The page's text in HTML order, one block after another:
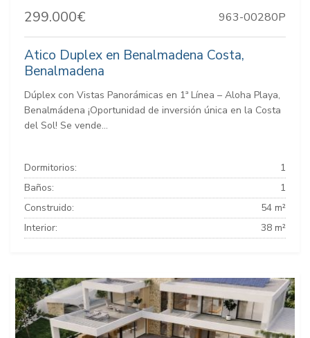
299.000€ 963-00280P
Atico Duplex en Benalmadena Costa,
Benalmadena
Dúplex con Vistas Panorámicas en 1ª Línea – Aloha Playa,
Benalmádena ¡Oportunidad de inversión única en la Costa
del Sol! Se vende...
Dormitorios:
1
Baños:
1
Construido:
54 m²
Interior:
38 m²